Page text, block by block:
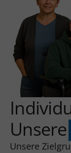
Unsere
Unsere